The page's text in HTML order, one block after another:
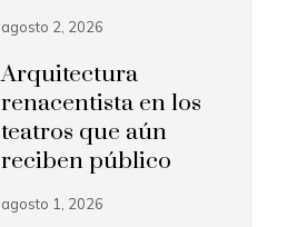
agosto 2, 2026
Arquitectura
renacentista en los
teatros que aún
reciben público
agosto 1, 2026